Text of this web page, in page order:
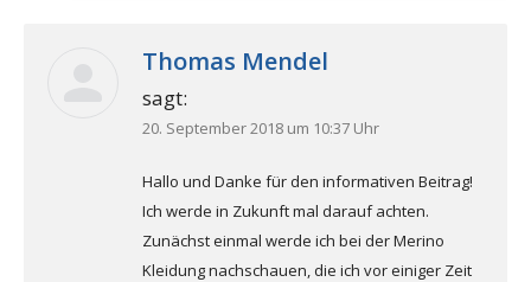
Thomas Mendel
sagt:
20. September 2018 um 10:37 Uhr
Hallo und Danke für den informativen Beitrag!
Ich werde in Zukunft mal darauf achten.
Zunächst einmal werde ich bei der Merino
Kleidung nachschauen, die ich vor einiger Zeit